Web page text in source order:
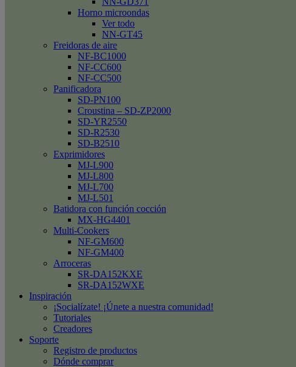
Horno microondas
Ver todo
NN-GT45
Freidoras de aire
NF-BC1000
NF-CC600
NF-CC500
Panificadora
SD-PN100
Croustina – SD-ZP2000
SD-YR2550
SD-R2530
SD-B2510
Exprimidores
MJ-L900
MJ-L800
MJ-L700
MJ-L501
Batidora con función cocción
MX-HG4401
Multi-Cookers
NF-GM600
NF-GM400
Arroceras
SR-DA152KXE
SR-DA152WXE
Inspiración
¡Socialízate! ¡Únete a nuestra comunidad!
Tutoriales
Creadores
Soporte
Registro de productos
Dónde comprar